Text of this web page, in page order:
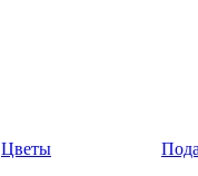
Цветы